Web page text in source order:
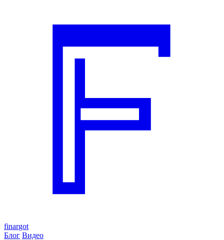
finargot
Блог Видео